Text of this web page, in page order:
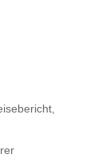
,